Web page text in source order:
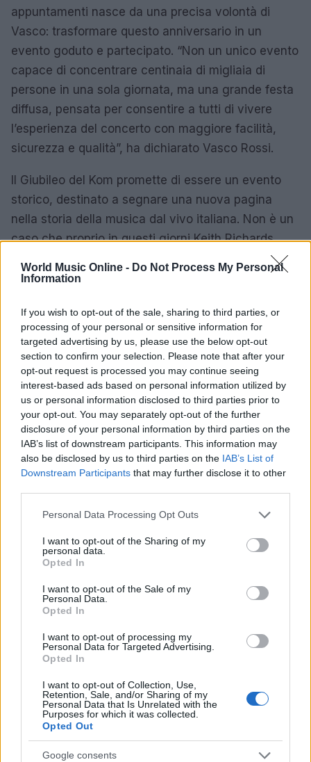
World Music Online - Do Not Process My Personal
Information
If you wish to opt-out of the sale, sharing to third parties, or
processing of your personal or sensitive information for
targeted advertising by us, please use the below opt-out
section to confirm your selection. Please note that after your
opt-out request is processed you may continue seeing
interest-based ads based on personal information utilized by
us or personal information disclosed to third parties prior to
your opt-out. You may separately opt-out of the further
disclosure of your personal information by third parties on the
IAB’s list of downstream participants. This information may
also be disclosed by us to third parties on the IAB’s List of
Downstream Participants that may further disclose it to other
Please note that this website/app uses one or more Google
not limited to your visit or usage behaviour. You may click to
grant or deny consent to Google and its third-party tags to
use your data for below specified purposes in below Google
consent section.
Personal Data Processing Opt Outs
I want to opt-out of the Sharing of my
personal data.
Opted In
I want to opt-out of the Sale of my
Personal Data.
Opted In
I want to opt-out of processing my
Personal Data for Targeted Advertising.
Opted In
I want to opt-out of Collection, Use,
Retention, Sale, and/or Sharing of my
Personal Data that Is Unrelated with the
Purposes for which it was collected.
Opted Out
Google consents
appuntamenti nasce da una precisa volontà di
Vasco: trasformare questo anniversario in un
evento goduto e partecipato. “Non un unico evento
capace di concentrare centinaia di migliaia di
persone in una sola giornata, ma una grande festa
diffusa, pensata per consentire a tutti di vivere
l’esperienza del concerto con maggiore facilità,
sicurezza e qualità”, ha dichiarato Vasco Rossi.
Il Giubileo del Kom promette di essere un evento
storico, destinato a segnare una nuova pagina
nella storia della musica dal vivo italiana. Non è un
caso che proprio in questi giorni Keith Richards
abbia dichiarato che anche i Rolling Stones stanno
valutando una residency simile. Vasco Rossi
musica italiana, capace di unire generazioni e
creare esperienze indimenticabili.
Letizia Fontana
Letizia Fontana, critica musicale milanese, ha
seguito festival e tournée per oltre un
decennio collaborando con testate di settore;
racconta uscite discografiche, concerti e